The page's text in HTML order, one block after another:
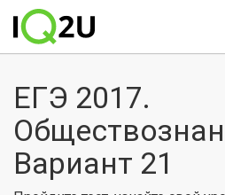
ЕГЭ 2017.
Вариант 21